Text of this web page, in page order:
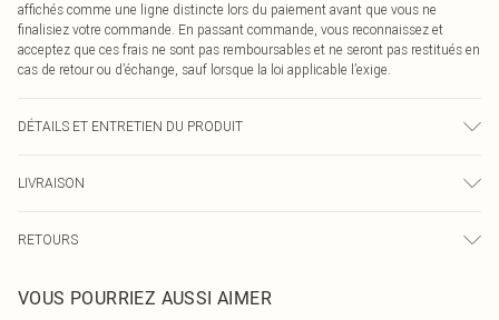
affichés comme une ligne distincte lors du paiement avant que vous ne
finalisiez votre commande. En passant commande, vous reconnaissez et
acceptez que ces frais ne sont pas remboursables et ne seront pas restitués en
cas de retour ou d’échange, sauf lorsque la loi applicable l’exige.
DÉTAILS ET ENTRETIEN DU PRODUIT
Viscose, Laver avec des couleurs similaires, Placer dans un sac délicat avant le
nettoyage, Le mannequin porte du UK 8/US 4. Taille du mannequin 1m75.
LIVRAISON
Livraison express France
Jusqu'à 2-3 jours ouvrables
RETOURS
pour nous retourner un article.
VOUS POURRIEZ AUSSI AIMER